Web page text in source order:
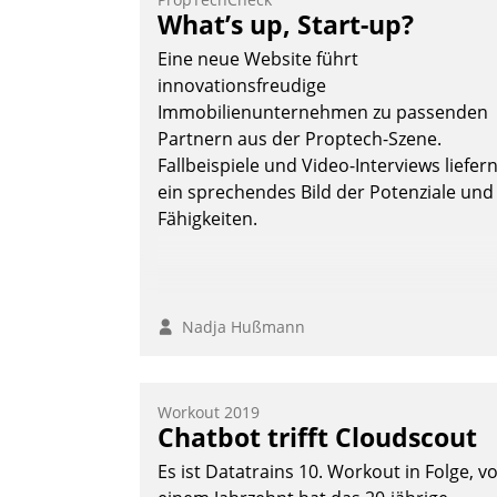
Teilnehmer kurzweilige Einblicke in
innovative Cloud-Strategien und -
Lösungen mit hohem Zukunftspotenzial.
Andreas Lerchner
What’s up, Start-up?
Eine neue Website führt
innovationsfreudige
Immobilienunternehmen zu passenden
Partnern aus der Proptech-Szene.
Fallbeispiele und Video-Interviews liefern
ein sprechendes Bild der Potenziale und
Fähigkeiten.
Nadja Hußmann
Workout 2019
Chatbot trifft Cloudscout
Es ist Datatrains 10. Workout in Folge,